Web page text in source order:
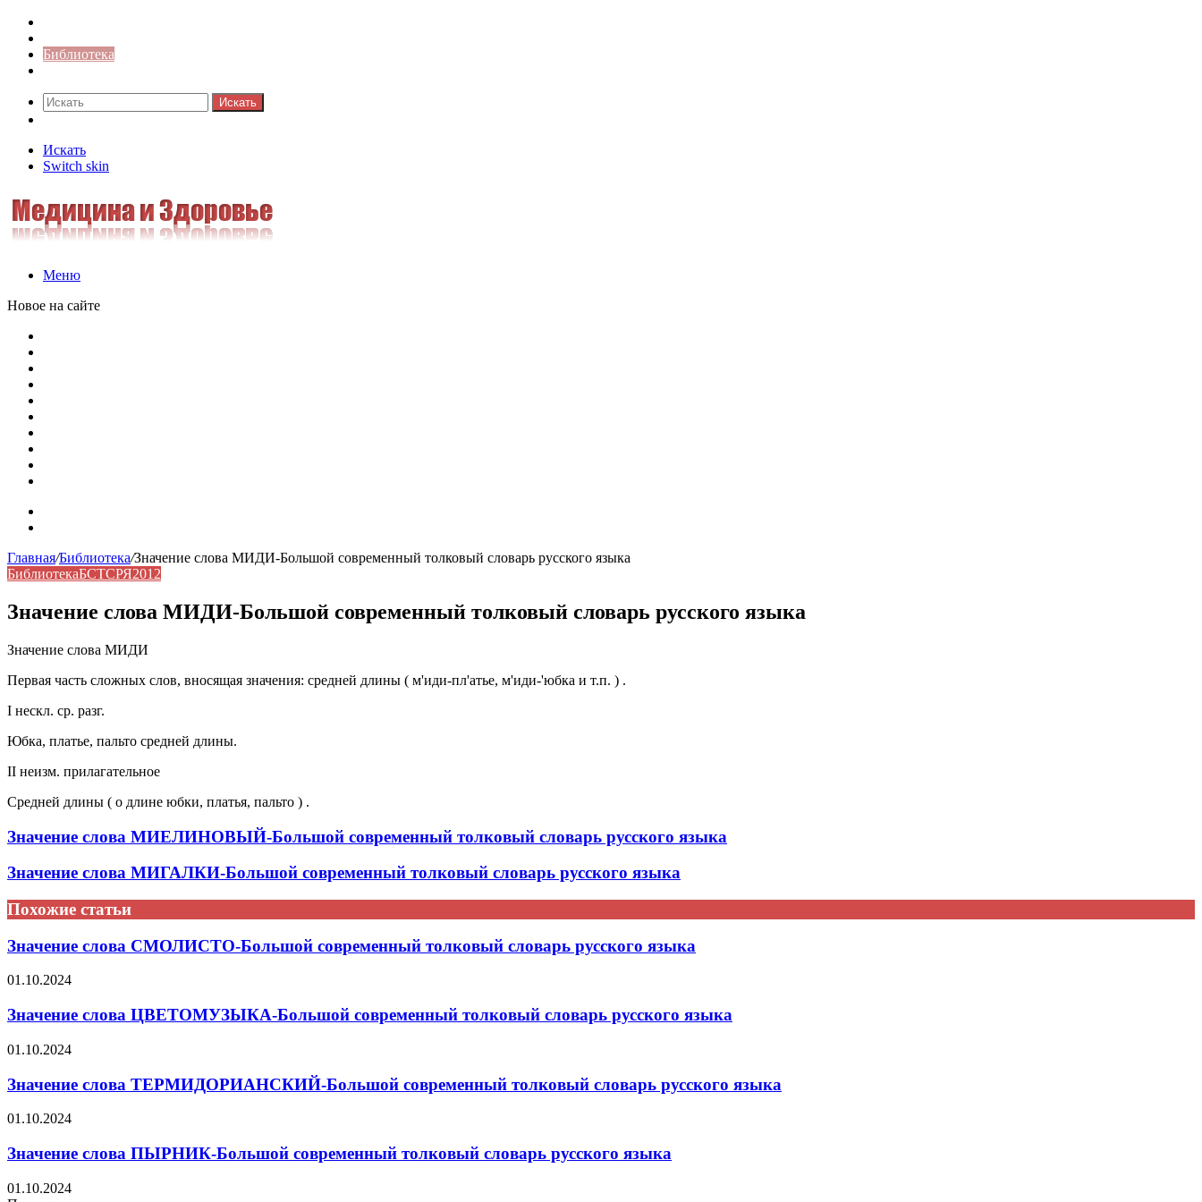
Библиотека
Искать
Искать
Switch skin
Меню
Новое на сайте
Главная/Библиотека/Значение слова МИДИ-Большой современный толковый словарь русского языка
БиблиотекаБСТСРЯ2012
Значение слова МИДИ-Большой современный толковый словарь русского языка
Значение слова МИДИ
Первая часть сложных слов, вносящая значения: средней длины ( м'иди-пл'атье, м'иди-'юбка и т.п. ) .
I нескл. ср. разг.
Юбка, платье, пальто средней длины.
II неизм. прилагательное
Средней длины ( о длине юбки, платья, пальто ) .
Значение слова МИЕЛИНОВЫЙ-Большой современный толковый словарь русского языка
Значение слова МИГАЛКИ-Большой современный толковый словарь русского языка
Похожие статьи
Значение слова СМОЛИСТО-Большой современный толковый словарь русского языка
01.10.2024
Значение слова ЦВЕТОМУЗЫКА-Большой современный толковый словарь русского языка
01.10.2024
Значение слова ТЕРМИДОРИАНСКИЙ-Большой современный толковый словарь русского языка
01.10.2024
Значение слова ПЫРНИК-Большой современный толковый словарь русского языка
01.10.2024